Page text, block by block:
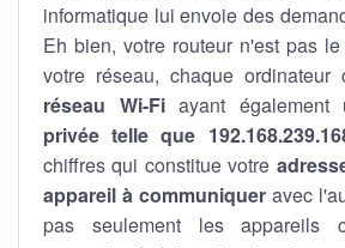
informatique lui envoie des
Eh bien, votre routeur n'est pas
votre réseau, chaque ordinateur
réseau Wi-Fiayant également
privée telle que
chiffres qui constitue votre
appareil à communiqueravec
pas seulement les appareils